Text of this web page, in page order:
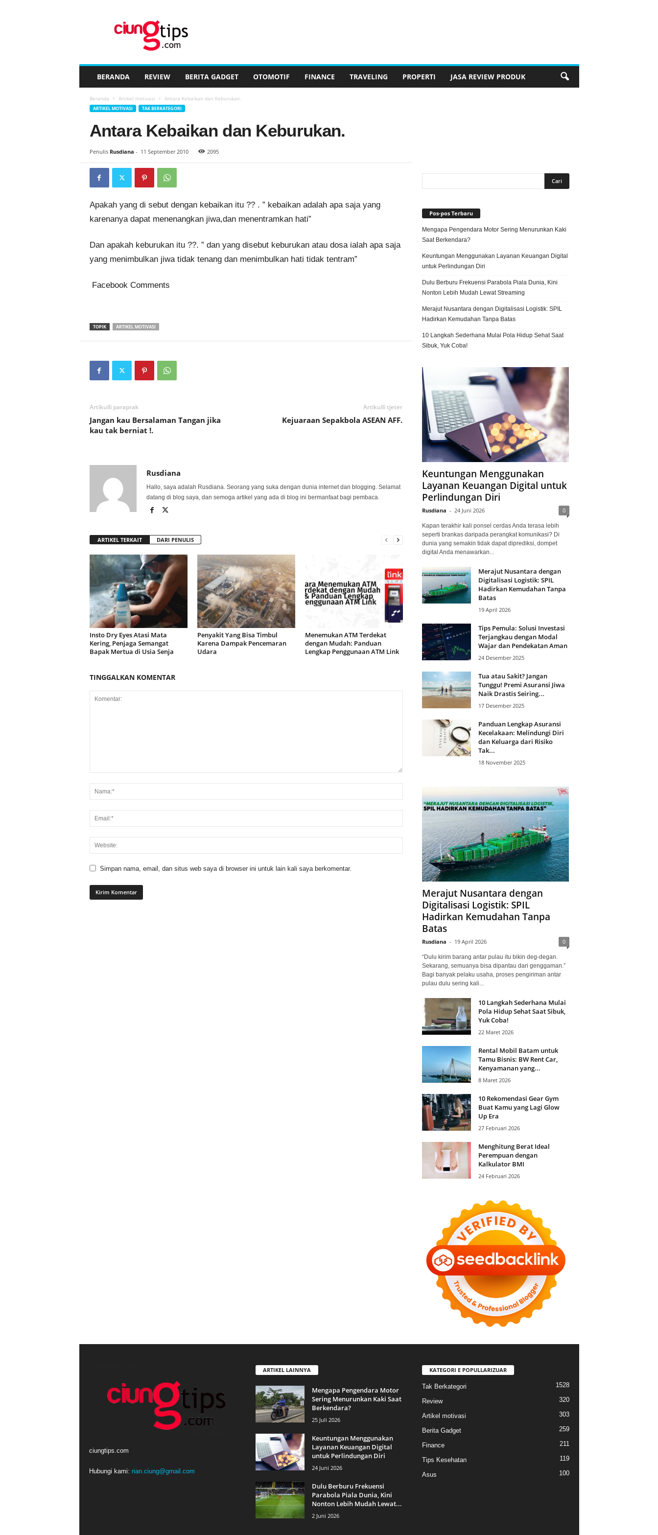
BERANDA REVIEW BERITA GADGET OTOMOTIF FINANCE TRAVELING PROPERTI JASA REVIEW PRODUK
Beranda Artikel motivasi Antara Kebaikan dan Keburukan.
ARTIKEL MOTIVASI TAK BERKATEGORI
Antara Kebaikan dan Keburukan.
Penulis Rusdiana - 11 September 2010 2095
Apakah yang di sebut dengan kebaikan itu ?? . ” kebaikan adalah apa saja yang
karenanya dapat menenangkan jiwa,dan menentramkan hati”
Dan apakah keburukan itu ??. ” dan yang disebut keburukan atau dosa ialah apa saja
yang menimbulkan jiwa tidak tenang dan menimbulkan hati tidak tentram”
Facebook Comments
TOPIK ARTIKEL MOTIVASI
Artikulli paraprak
Jangan kau Bersalaman Tangan jika
kau tak berniat !.
Artikulli tjetër
Kejuaraan Sepakbola ASEAN AFF.
Rusdiana
Hallo, saya adalah Rusdiana. Seorang yang suka dengan dunia internet dan blogging. Selamat
datang di blog saya, dan semoga artikel yang ada di blog ini bermanfaat bagi pembaca.
ARTIKEL TERKAIT DARI PENULIS
Insto Dry Eyes Atasi Mata
Kering, Penjaga Semangat
Bapak Mertua di Usia Senja
Penyakit Yang Bisa Timbul
Karena Dampak Pencemaran
Udara
Menemukan ATM Terdekat
dengan Mudah: Panduan
Lengkap Penggunaan ATM Link
TINGGALKAN KOMENTAR
Simpan nama, email, dan situs web saya di browser ini untuk lain kali saya berkomentar.
Pos-pos Terbaru
Mengapa Pengendara Motor Sering Menurunkan Kaki
Saat Berkendara?
Keuntungan Menggunakan Layanan Keuangan Digital
untuk Perlindungan Diri
Dulu Berburu Frekuensi Parabola Piala Dunia, Kini
Nonton Lebih Mudah Lewat Streaming
Merajut Nusantara dengan Digitalisasi Logistik: SPIL
Hadirkan Kemudahan Tanpa Batas
10 Langkah Sederhana Mulai Pola Hidup Sehat Saat
Sibuk, Yuk Coba!
Keuntungan Menggunakan
Layanan Keuangan Digital untuk
Perlindungan Diri
Rusdiana - 24 Juni 2026 0
Kapan terakhir kali ponsel cerdas Anda terasa lebih
seperti brankas daripada perangkat komunikasi? Di
dunia yang semakin tidak dapat diprediksi, dompet
digital Anda menawarkan...
Merajut Nusantara dengan
Digitalisasi Logistik: SPIL
Hadirkan Kemudahan Tanpa
Batas
19 April 2026
Tips Pemula: Solusi Investasi
Terjangkau dengan Modal
Wajar dan Pendekatan Aman
24 Desember 2025
Tua atau Sakit? Jangan
Tunggu! Premi Asuransi Jiwa
Naik Drastis Seiring...
17 Desember 2025
Panduan Lengkap Asuransi
Kecelakaan: Melindungi Diri
dan Keluarga dari Risiko
Tak...
18 November 2025
Merajut Nusantara dengan
Digitalisasi Logistik: SPIL
Hadirkan Kemudahan Tanpa
Batas
Rusdiana - 19 April 2026 0
“Dulu kirim barang antar pulau itu bikin deg-degan.
Sekarang, semuanya bisa dipantau dari genggaman.”
Bagi banyak pelaku usaha, proses pengiriman antar
pulau dulu sering kali...
10 Langkah Sederhana Mulai
Pola Hidup Sehat Saat Sibuk,
Yuk Coba!
22 Maret 2026
Rental Mobil Batam untuk
Tamu Bisnis: BW Rent Car,
Kenyamanan yang...
8 Maret 2026
10 Rekomendasi Gear Gym
Buat Kamu yang Lagi Glow
Up Era
27 Februari 2026
Menghitung Berat Ideal
Perempuan dengan
Kalkulator BMI
24 Februari 2026
ciungtips.com
Hubungi kami: rian.ciung@gmail.com
ARTIKEL LAINNYA
Mengapa Pengendara Motor
Sering Menurunkan Kaki Saat
Berkendara?
25 Juli 2026
Keuntungan Menggunakan
Layanan Keuangan Digital
untuk Perlindungan Diri
24 Juni 2026
Dulu Berburu Frekuensi
Parabola Piala Dunia, Kini
Nonton Lebih Mudah Lewat...
2 Juni 2026
KATEGORI E POPULLARIZUAR
Tak Berkategori 1528
Review 320
Artikel motivasi 303
Berita Gadget 259
Finance 211
Tips Kesehatan 119
Asus 100